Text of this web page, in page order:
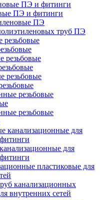
ПЭ и фитинги
ПЭ
труб ПЭ
резьбовые
резьбовые
для
пластиковые для
канализационных
внутренних сетей